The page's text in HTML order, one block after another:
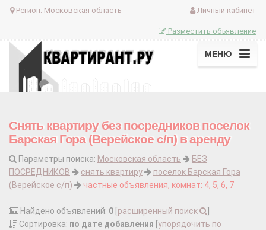
Регион: Московская область Личный кабинет
Разместить объявление
МЕНЮ
Снять квартиру без посредников поселок
Барская Гора (Верейское с/п) в аренду
Параметры поиска: Московская область
БЕЗ
ПОСРЕДНИКОВ
снять квартиру
поселок Барская Гора
(Верейское с/п)
частные объявления, комнат: 4, 5, 6, 7
Найдено объявлений: 0 расширенный поиск
Сортировка: по дате добавления упорядочить по